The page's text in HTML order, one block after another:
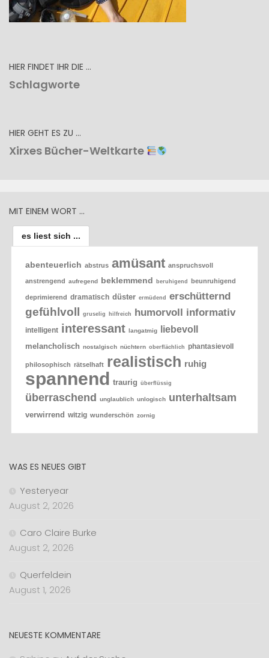
HIER FINDET IHR DIE …
Schlagworte
HIER GEHT ES ZU …
Xirxes Bücher-Weltkarte
MIT EINEM WORT …
es liest sich ...
abenteuerlich abstrus amüsant anspruchsvoll
anstrengend aufregend beklemmend beruhigend beunruhigend
deprimierend dramatisch düster ermüdend erschütternd
gefühlvoll gruselig hilfreich humorvoll informativ
intelligent interessant langatmig liebevoll
melancholisch nostalgisch nüchtern oberflächlich phantasievoll
philosophisch rätselhaft realistisch ruhig
spannend traurig überflüssig
überraschend unglaublich unlogisch unterhaltsam
verwirrend witzig wunderschön zornig
WAS ES NEUES GIBT
Yesteryear
August 2, 2026
Caro Claire Burke
August 2, 2026
Querfeldein
August 1, 2026
NEUESTE KOMMENTARE